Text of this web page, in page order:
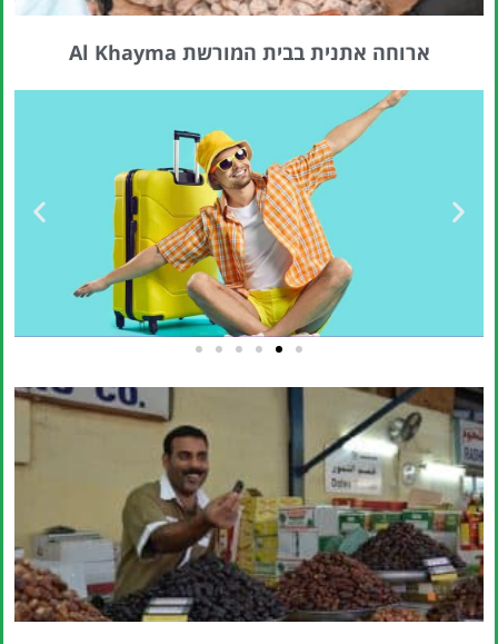
ארוחה אתנית בבית המורשת Al Khayma
מציאת
טיסה זולה?
לחצו
פה!